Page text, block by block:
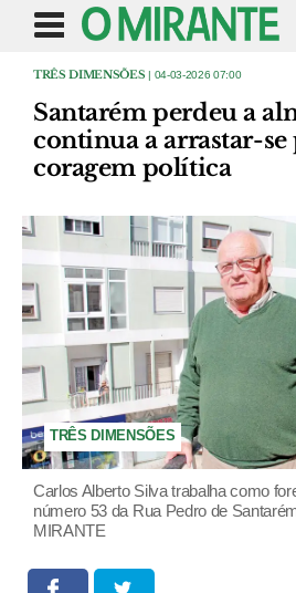
TRÊS DIMENSÕES| 04-03-2026 07:00
Santarém perdeu a
continua a arrastar-
coragem política
TRÊS DIMENSÕES
Carlos Alberto Silva trabalha como
número 53 da Rua Pedro de
MIRANTE